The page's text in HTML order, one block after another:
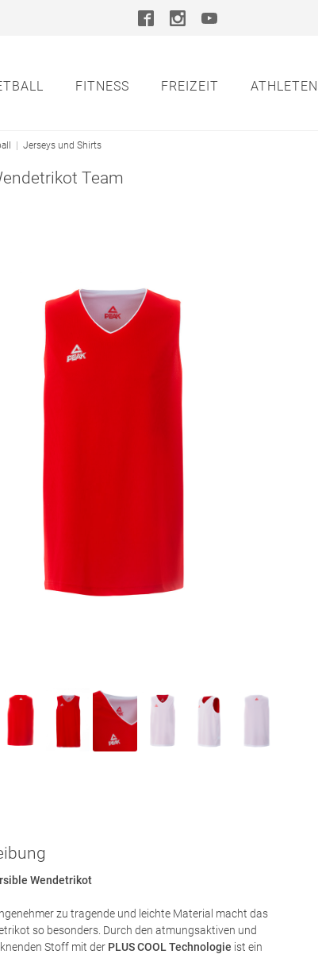
FITNESS FREIZEIT ATHLETEN
Jerseys und Shirts
Team
Wendetrikot
zu tragende und leichte Material macht das
so besonders. Durch den atmungsaktiven und
Stoff mit der PLUS COOL Technologie ist ein